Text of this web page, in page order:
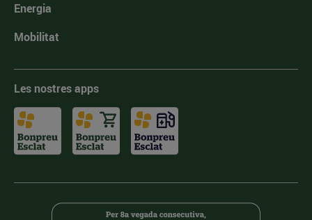
Energia
Mobilitat
Les nostres apps